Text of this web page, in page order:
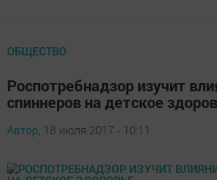
ОБЩЕСТВО
Роспотребнадзор изучит
спиннеров на детское
Автор, 18 июля 2017 - 10:11